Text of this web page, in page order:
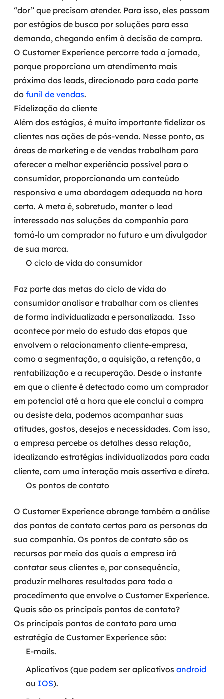
“dor” que precisam atender. Para isso, eles passam
por estágios de busca por soluções para essa
demanda, chegando enfim à decisão de compra.
O Customer Experience percorre toda a jornada,
porque proporciona um atendimento mais
próximo dos leads, direcionado para cada parte
do funil de vendas.
Fidelização do cliente
Além dos estágios, é muito importante fidelizar os
clientes nas ações de pós-venda. Nesse ponto, as
áreas de marketing e de vendas trabalham para
oferecer a melhor experiência possível para o
consumidor, proporcionando um conteúdo
responsivo e uma abordagem adequada na hora
certa. A meta é, sobretudo, manter o lead
interessado nas soluções da companhia para
torná-lo um comprador no futuro e um divulgador
de sua marca.
O ciclo de vida do consumidor
Faz parte das metas do ciclo de vida do
consumidor analisar e trabalhar com os clientes
de forma individualizada e personalizada. Isso
acontece por meio do estudo das etapas que
envolvem o relacionamento cliente-empresa,
como a segmentação, a aquisição, a retenção, a
rentabilização e a recuperação. Desde o instante
em que o cliente é detectado como um comprador
em potencial até a hora que ele conclui a compra
ou desiste dela, podemos acompanhar suas
atitudes, gostos, desejos e necessidades. Com isso,
a empresa percebe os detalhes dessa relação,
idealizando estratégias individualizadas para cada
cliente, com uma interação mais assertiva e direta.
Os pontos de contato
O Customer Experience abrange também a análise
dos pontos de contato certos para as personas da
sua companhia. Os pontos de contato são os
recursos por meio dos quais a empresa irá
contatar seus clientes e, por consequência,
produzir melhores resultados para todo o
procedimento que envolve o Customer Experience.
Quais são os principais pontos de contato?
Os principais pontos de contato para uma
estratégia de Customer Experience são:
E-mails.
Aplicativos (que podem ser aplicativos android
ou IOS).